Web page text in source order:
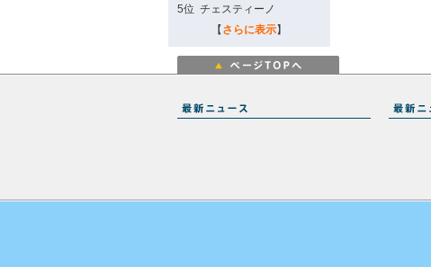
5位 チェスティーノ
【 さらに表示】